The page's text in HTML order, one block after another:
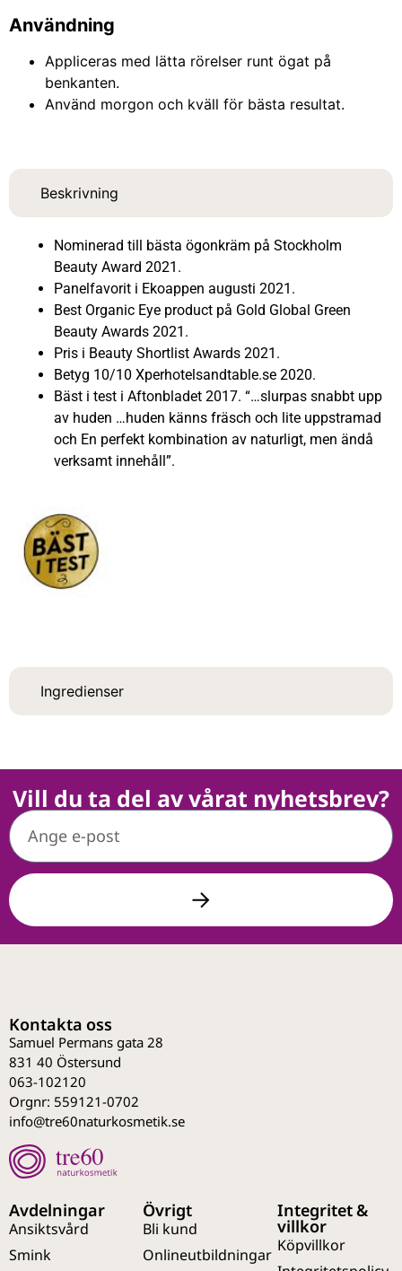
Användning
Appliceras med lätta rörelser runt ögat på
benkanten.
Använd morgon och kväll för bästa resultat.
Beskrivning
Ingredienser
Nominerad till bästa ögonkräm på Stockholm
Beauty Award 2021.
Panelfavorit i Ekoappen augusti 2021.
Best Organic Eye product på Gold Global Green
Beauty Awards 2021.
Pris i Beauty Shortlist Awards 2021.
Betyg 10/10 Xperhotelsandtable.se 2020.
Bäst i test i Aftonbladet 2017. “…slurpas snabbt upp
av huden …huden känns fräsch och lite uppstramad
och En perfekt kombination av naturligt, men ändå
verksamt innehåll”.
Vill du ta del av vårat nyhetsbrev?
Kontakta oss
Samuel Permans gata 28
831 40 Östersund
063-102120
Orgnr: 559121-0702
info@tre60naturkosmetik.se
Avdelningar
Ansiktsvård
Smink
Övrigt
Bli kund
Onlineutbildningar
Integritet &
villkor
Köpvillkor